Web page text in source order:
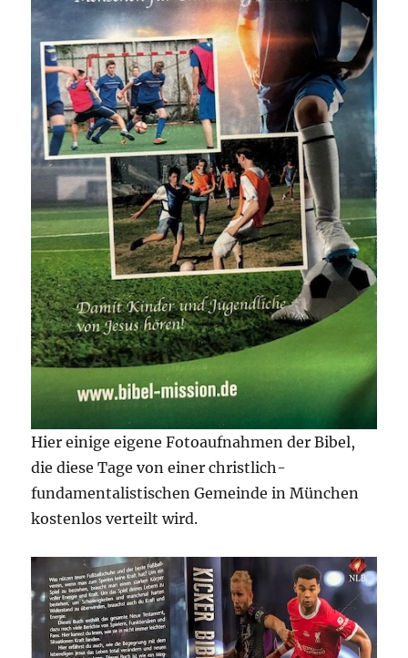
Hier einige eigene Fotoaufnahmen der Bibel,
die diese Tage von einer christlich-
fundamentalistischen Gemeinde in München
kostenlos verteilt wird.